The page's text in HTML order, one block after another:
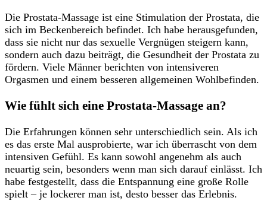
Die⁢ Prostata-Massage ist ⁢eine Stimulation ‍der‍ Prostata, ‌die
sich⁣ im Beckenbereich befindet.⁢ Ich ⁢habe herausgefunden,
dass sie nicht nur ‍das sexuelle⁢ Vergnügen steigern kann,
sondern auch dazu beiträgt, die Gesundheit der Prostata zu
fördern. Viele Männer berichten von intensiveren
Orgasmen und einem besseren ⁤allgemeinen Wohlbefinden.
Wie fühlt ‍sich‍ eine Prostata-Massage an?
Die ‍Erfahrungen können sehr unterschiedlich sein. ‍Als ich
es das erste Mal ausprobierte, war ich überrascht‌ von dem
intensiven Gefühl. Es kann sowohl angenehm als ​auch
neuartig sein, besonders​ wenn man sich‌ darauf einlässt. ‌Ich
habe⁢ festgestellt, dass die Entspannung eine große ​Rolle
spielt – je lockerer man ist, desto besser das Erlebnis.